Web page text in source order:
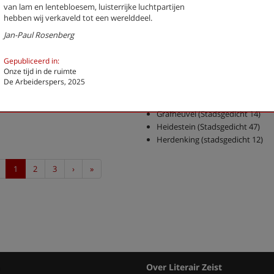
De Vissers (Stadsgedicht 51)
Grafheuvel (Stadsgedicht 14)
Heidestein (Stadsgedicht 47)
Herdenking (stadsgedicht 12)
1 2 3 ›Next»Last
van lam en lentebloesem, luisterrijke luchtpartijen
hebben wij verkaveld tot een werelddeel.
Jan-Paul Rosenberg
Gepubliceerd in:
Onze tijd in de ruimte
De Arbeiderspers, 2025
Over Literair Zeist